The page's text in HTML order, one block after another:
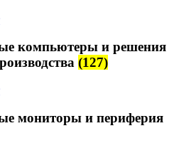
компьютеры и решения
(127)
мониторы и периферия